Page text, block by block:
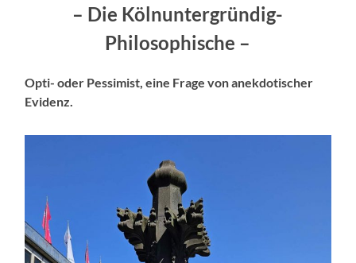
– Die Kölnuntergründig-
Philosophische –
Opti- oder Pessimist, eine Frage von anekdotischer
Evidenz.